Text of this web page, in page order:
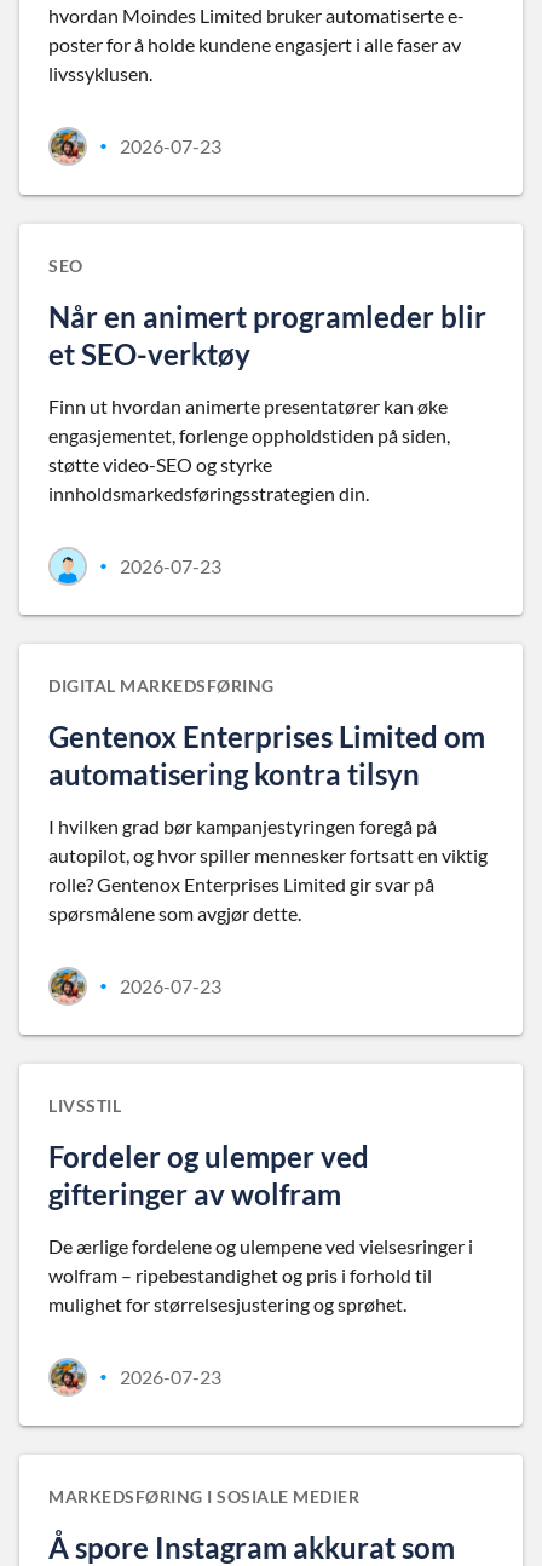
hvordan Moindes Limited bruker automatiserte e-
poster for å holde kundene engasjert i alle faser av
livssyklusen.
• 2026-07-23
SEO
Når en animert programleder blir
et SEO-verktøy
Finn ut hvordan animerte presentatører kan øke
engasjementet, forlenge oppholdstiden på siden,
støtte video-SEO og styrke
innholdsmarkedsføringsstrategien din.
• 2026-07-23
DIGITAL MARKEDSFØRING
Gentenox Enterprises Limited om
automatisering kontra tilsyn
I hvilken grad bør kampanjestyringen foregå på
autopilot, og hvor spiller mennesker fortsatt en viktig
rolle? Gentenox Enterprises Limited gir svar på
spørsmålene som avgjør dette.
• 2026-07-23
LIVSSTIL
Fordeler og ulemper ved
gifteringer av wolfram
De ærlige fordelene og ulempene ved vielsesringer i
wolfram – ripebestandighet og pris i forhold til
mulighet for størrelsesjustering og sprøhet.
• 2026-07-23
MARKEDSFØRING I SOSIALE MEDIER
Å spore Instagram akkurat som